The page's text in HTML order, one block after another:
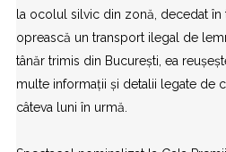
la ocolul silvic din zonă, decedat în
oprească un transport ilegal de
tânăr trimis din București, ea
multe informații și detalii legate de
câteva luni în urmă.